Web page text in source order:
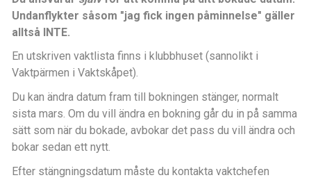
Undanflykter såsom "jag fick ingen påminnelse" gäller
alltså INTE.
En utskriven vaktlista finns i klubbhuset (sannolikt i
Vaktpärmen i Vaktskåpet).
Du kan ändra datum fram till bokningen stänger, normalt
sista mars. Om du vill ändra en bokning går du in på samma
sätt som när du bokade, avbokar det pass du vill ändra och
bokar sedan ett nytt.
Efter stängningsdatum måste du kontakta vaktchefen